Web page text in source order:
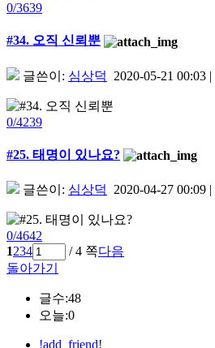
0/3639
#34. 오직 신뢰뿐
글쓴이: 심상덕 2020-05-21 00:03 |
0/4239
#25. 태명이 있나요?
글쓴이: 심상덕 2020-04-27 00:09 |
0/4642
1234 / 4 쪽다음
돌아가기
글수:48
오늘:0
!add_friend!